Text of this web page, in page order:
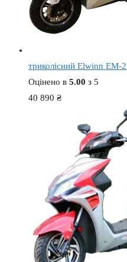
триколісний Elwinn EM-
Оцінено в 5.00 з 5
40 890 ₴